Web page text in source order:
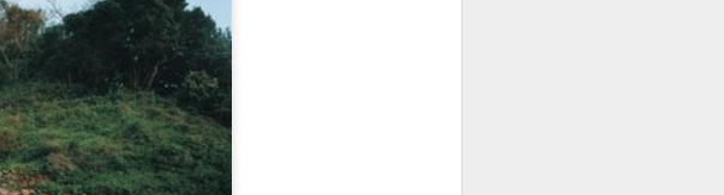
Este diálogo entre Victoria Camps y Josep Lluís Mateo se propone
como una reflexión sobre los motivos y las consecuencias de la
debilitación del pensamiento crítico dentro de una sociedad regida
por el poder cuantitativo del like y el impacto sensacionalista de lo
efímero. Ante ello, puesto que esta sociedad es cada vez más
víctima de ese proceso que ella misma genera y nutre, se hace
preciso meditar vías que reconfiguren la crítica y revaloricen su
necesidad.